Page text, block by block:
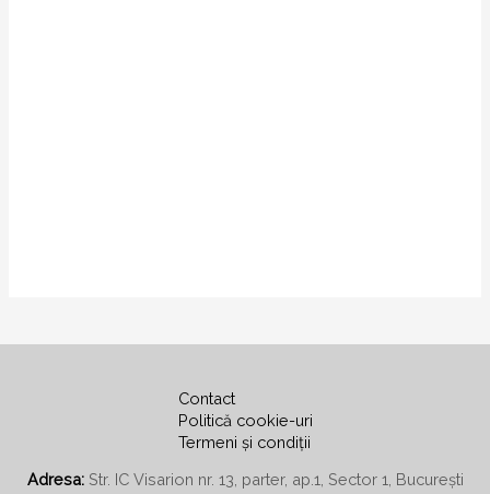
Contact
Politică cookie-uri
Termeni și condiții
Adresa: Str. IC Visarion nr. 13, parter, ap.1, Sector 1, București